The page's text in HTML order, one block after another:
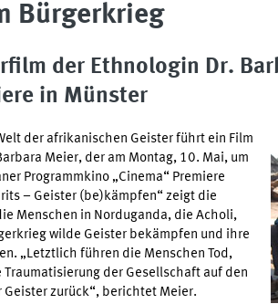
Bürgerkrieg
der Ethnologin Dr.
in Münster
der afrikanischen Geister führt ein Film
Meier, der am Montag, 10. Mai, um
Programmkino „Cinema“ Premiere
– Geister (be)kämpfen“ zeigt die
Menschen in Norduganda, die Acholi,
wilde Geister bekämpfen und ihre
„Letztlich führen die Menschen Tod,
der Gesellschaft auf den
Geister zurück“, berichtet Meier.